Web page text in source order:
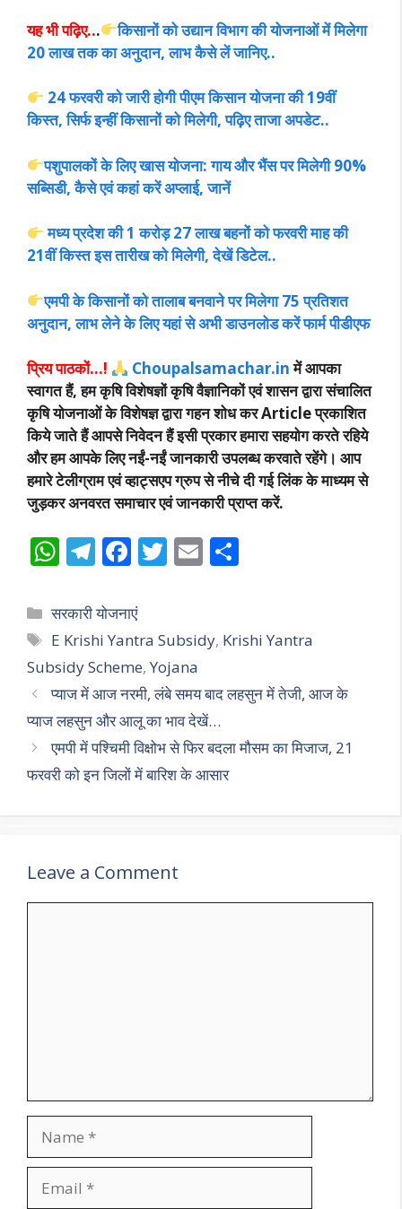
यह भी पढ़िए...
किसानों को उद्यान विभाग की योजनाओं में मिलेगा
20 लाख तक का अनुदान, लाभ कैसे लें जानिए..
24 फरवरी को जारी होगी पीएम किसान योजना की 19वीं
किस्त, सिर्फ इन्हीं किसानों को मिलेगी, पढ़िए ताजा अपडेट..
पशुपालकों के लिए खास योजना: गाय और भैंस पर मिलेगी 90%
सब्सिडी, कैसे एवं कहां करें अप्लाई, जानें
मध्य प्रदेश की 1 करोड़ 27 लाख बहनों को फरवरी माह की
21वीं किस्त इस तारीख को मिलेगी, देखें डिटेल..
एमपी के किसानों को तालाब बनवाने पर मिलेगा 75 प्रतिशत
अनुदान, लाभ लेने के लिए यहां से अभी डाउनलोड करें फार्म पीडीएफ
प्रिय पाठकों…! Choupalsamachar.inमें आपका
स्वागत हैं, हम कृषि विशेषज्ञों कृषि वैज्ञानिकों एवं शासन द्वारा संचालित
कृषि योजनाओं के विशेषज्ञ द्वारा गहन शोध कर Article प्रकाशित
किये जाते हैं आपसे निवेदन हैं इसी प्रकार हमारा सहयोग करते रहिये
और हम आपके लिए नईं-नईं जानकारी उपलब्ध करवाते रहेंगे। आप
हमारे टेलीग्राम एवं व्हाट्सएप ग्रुप से नीचे दी गई लिंक के माध्यम से
जुड़कर अनवरत समाचार एवं जानकारी प्राप्त करें.
W
at
s
A
p
p
T
e
gr
a
m
F
e
b
o
o
k
T
er
E
l e
Categories
सरकारी योजनाएं
Tags
E Krishi Yantra Subsidy, Krishi Yantra
Subsidy Scheme, Yojana
प्याज में आज नरमी, लंबे समय बाद लहसुन में तेजी, आज के
प्याज लहसुन और आलू का भाव देखें…
एमपी में पश्चिमी विक्षोभ से फिर बदला मौसम का मिजाज, 21
फरवरी को इन जिलों में बारिश के आसार
Leave a Comment